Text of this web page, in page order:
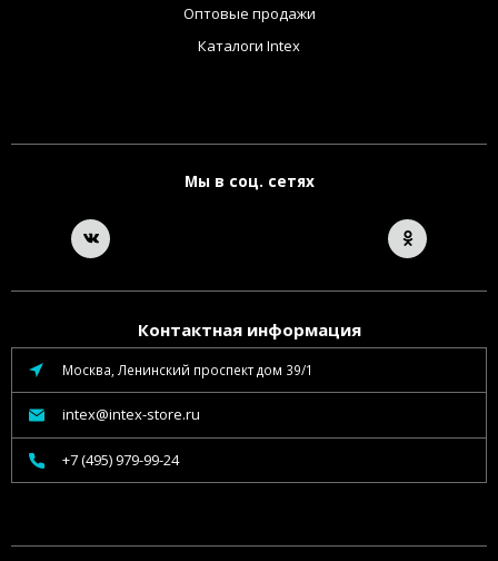
Оптовые продажи
Каталоги Intex
Мы в соц. сетях
Контактная информация
Москва, Ленинский проспект дом 39/1
intex@intex-store.ru
+7 (495) 979-99-24